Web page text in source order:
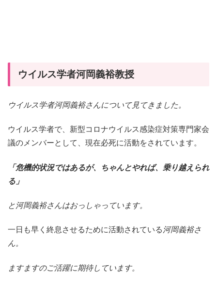
ウイルス学者河岡義裕教授
ウイルス学者河岡義裕さんについて見てきました。
ウイルス学者で、新型コロナウイルス感染症対策専門家会
議のメンバーとして、現在必死に活動をされています。
「危機的状況ではあるが、ちゃんとやれば、乗り越えられ
る」
と河岡義裕さんはおっしゃっています。
一日も早く終息させるために活動されている 河岡義裕さ
ん。
ますますのご活躍に期待しています。